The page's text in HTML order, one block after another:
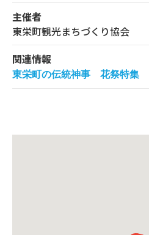
主催者
東栄町観光まちづくり協会
関連情報
東栄町の伝統神事 花祭特集